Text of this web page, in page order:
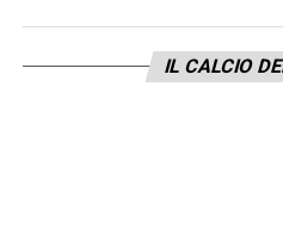
IL CALCIO